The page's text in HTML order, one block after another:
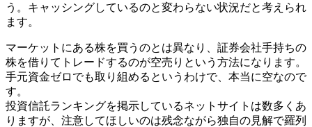
う。キャッシングしているのと変わらない状況だと考えられ
ます。
マーケットにある株を買うのとは異なり、証券会社手持ちの
株を借りてトレードするのが空売りという方法になります。
手元資金ゼロでも取り組めるというわけで、本当に空なので
す。
投資信託ランキングを掲示しているネットサイトは数多くあ
りますが、注意してほしいのは残念ながら独自の見解で羅列